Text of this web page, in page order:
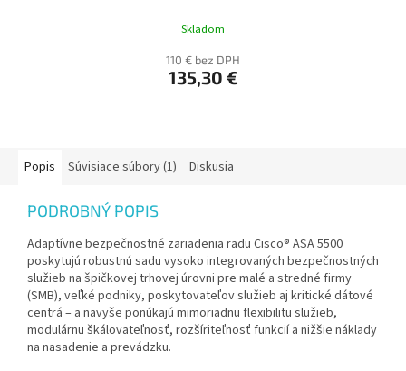
Skladom
110 € bez DPH
135,30 €
Popis Súvisiace súbory (1) Diskusia
PODROBNÝ POPIS
Adaptívne bezpečnostné zariadenia radu Cisco® ASA 5500
poskytujú robustnú sadu vysoko integrovaných bezpečnostných
služieb na špičkovej trhovej úrovni pre malé a stredné firmy
(SMB), veľké podniky, poskytovateľov služieb aj kritické dátové
centrá – a navyše ponúkajú mimoriadnu flexibilitu služieb,
modulárnu škálovateľnosť, rozšíriteľnosť funkcií a nižšie náklady
na nasadenie a prevádzku.